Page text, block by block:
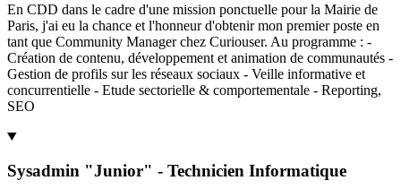
En CDD dans le cadre d'une mission ponctuelle pour la Mairie de
Paris, j'ai eu la chance et l'honneur d'obtenir mon premier poste en
tant que Community Manager chez Curiouser. Au programme : -
Création de contenu, développement et animation de communautés -
Gestion de profils sur les réseaux sociaux - Veille informative et
concurrentielle - Etude sectorielle & comportementale - Reporting,
SEO
Sysadmin "Junior" - Technicien Informatique